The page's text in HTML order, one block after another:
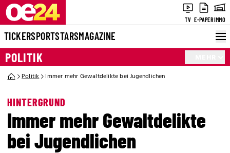
TV E-PAPERIMMO
TICKERSPORTSTARSMAGAZINE
POLITIK
Politik Immer mehr Gewaltdelikte bei Jugendlichen
HINTERGRUND
Immer mehr Gewaltdelikte
bei Jugendlichen